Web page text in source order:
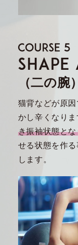
（二の腕）
猫背などが原
かし辛くなり
き振袖状態と
せる状態を作
します。